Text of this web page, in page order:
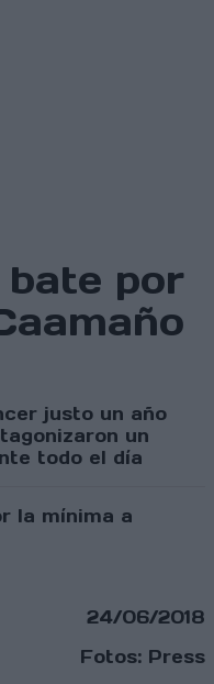
por
justo un año
un
todo el día
24/06/2018
Fotos: Press